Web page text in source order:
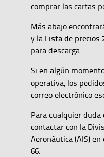
comprar las cartas
Más abajo
y la Lista de precios
para descarga.
Si en algún
operativa, los
correo electrónico
Para cualquier duda
contactar con la
Aeronáutica (AIS) en
66.